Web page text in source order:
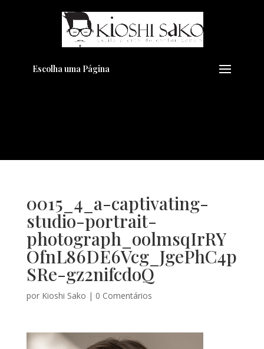
Escolha uma Página
0015_4_a-captivating-
studio-portrait-
photograph_oolmsqIrRY
OfnL86DE6Vcg_JgePhC4p
SRe-gz2nifcdoQ
por Kioshi Sako | 0 Comentários
Pensando em transformar seu
Visual??